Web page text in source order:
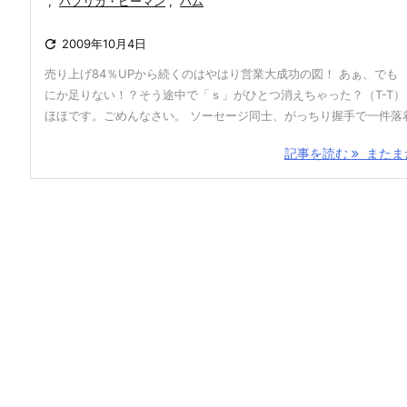
 2009年10月4日
売り上げ84％UPから続くのはやはり営業大成功の図！ あぁ、で
にか足りない！？そう途中で「ｓ」がひとつ消えちゃった？（T-T）
ほほです。ごめんなさい。 ソーセージ同士、がっちり握手で一件落
記事を読む またま